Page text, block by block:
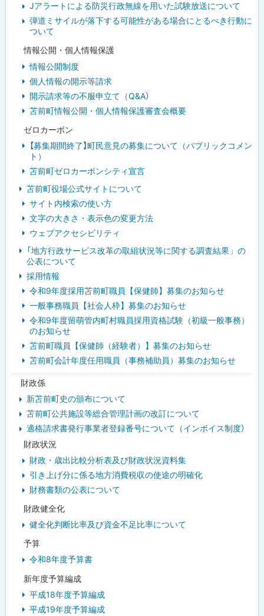
Jアラートによる防災行政無線を用いた試験放送について
弾道ミサイルが落下する可能性がある場合にとるべき行動に
ついて
情報公開・個人情報保護
情報公開制度
個人情報の開示等請求
開示請求等の不服申立て（Q&A）
苫前町情報公開・個人情報保護審査会概要
ゼロカーボン
【募集期間終了】町民意見の募集について（パブリックコメン
ト）
苫前町ゼロカーボンシティ宣言
苫前町役場公式サイトについて
サイト内検索の使い方
文字の大きさ・表示色の変更方法
ウェブアクセシビリティ
「地方行政サービス改革の取組状況等に関する調査結果」の
公表について
採用情報
令和9年度採用苫前町職員【保健師】募集のお知らせ
一般事務職員【社会人枠】募集のお知らせ
令和9年度留萌管内町村職員採用資格試験（初級一般事務）
のお知らせ
苫前町職員【保健師（経験者）】募集のお知らせ
苫前町会計年度任用職員（事務補助員）募集のお知らせ
財政係
新苫前町史の頒布について
苫前町公共施設等総合管理計画の改訂について
適格請求書発行事業者登録番号について（インボイス制度）
財政状況
財政・歳出比較分析表及び財政状況資料集
引き上げ分に係る地方消費税収の使途の明確化
財務書類の公表について
財政健全化
健全化判断比率及び資金不足比率について
予算
令和8年度予算書
新年度予算編成
平成18年度予算編成
平成19年度予算編成